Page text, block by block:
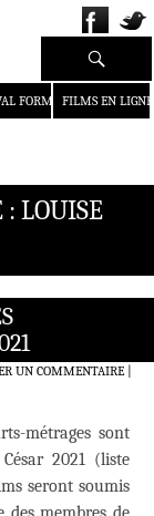
FORMAT COURT
FILMS EN LIGNE
Recherche
: LOUISE
UN COMMENTAIRE|
métrages sont
2021 (liste
seront soumis